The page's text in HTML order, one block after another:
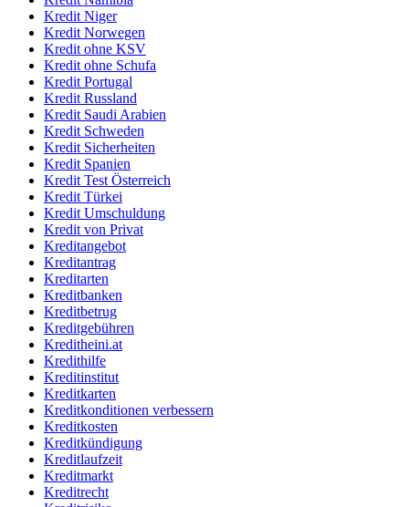
Kredit Niger
Kredit Norwegen
Kredit ohne KSV
Kredit ohne Schufa
Kredit Portugal
Kredit Russland
Kredit Saudi Arabien
Kredit Schweden
Kredit Sicherheiten
Kredit Spanien
Kredit Test Österreich
Kredit Türkei
Kredit Umschuldung
Kredit von Privat
Kreditangebot
Kreditantrag
Kreditarten
Kreditbanken
Kreditbetrug
Kreditgebühren
Kreditheini.at
Kredithilfe
Kreditinstitut
Kreditkarten
Kreditkonditionen verbessern
Kreditkosten
Kreditkündigung
Kreditlaufzeit
Kreditmarkt
Kreditrecht